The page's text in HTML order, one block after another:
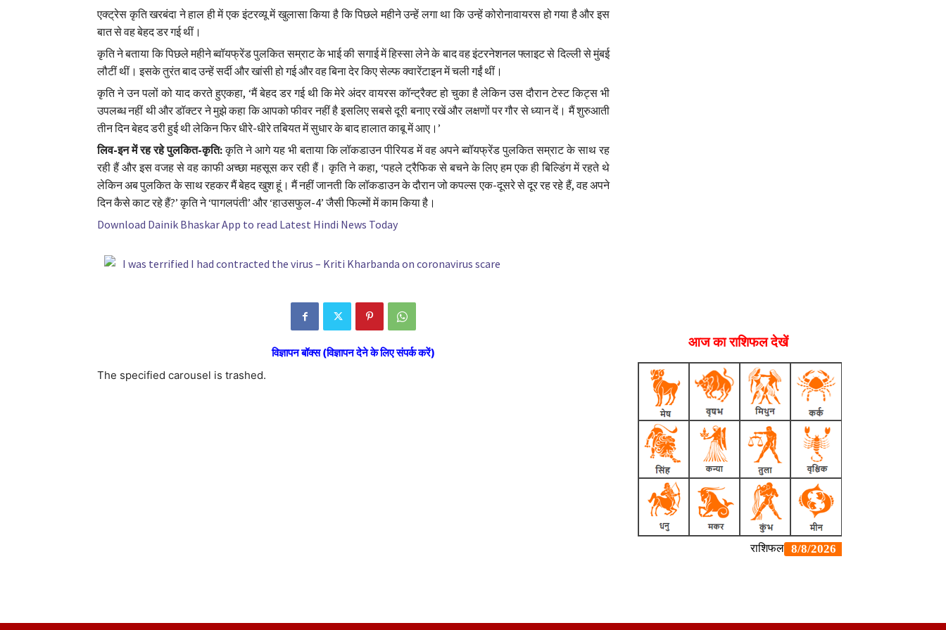
एक्ट्रेस कृति खरबंदा ने हाल ही में एक इंटरव्यू में खुलासा किया है कि पिछले महीने उन्हें लगा था कि उन्हें कोरोनावायरस हो गया है और इस
बात से वह बेहद डर गई थीं।
कृति ने बताया कि पिछले महीने ब्वॉयफ्रेंड पुलकित सम्राट के भाई की सगाई में हिस्सा लेने के बाद वह इंटरनेशनल फ्लाइट से दिल्ली से मुंबई
लौटीं थीं। इसके तुरंत बाद उन्हें सर्दी और खांसी हो गई और वह बिना देर किए सेल्फ क्वारेंटाइन में चली गईं थीं।
कृति ने उन पलों को याद करते हुएकहा, ‘मैं बेहद डर गई थी कि मेरे अंदर वायरस कॉन्ट्रैक्ट हो चुका है लेकिन उस दौरान टेस्ट किट्स भी
उपलब्ध नहीं थी और डॉक्टर ने मुझे कहा कि आपको फीवर नहीं है इसलिए सबसे दूरी बनाए रखें और लक्षणों पर गौर से ध्यान दें। मैं शुरुआती
तीन दिन बेहद डरी हुई थी लेकिन फिर धीरे-धीरे तबियत में सुधार के बाद हालात काबू में आए।’
लिव-इन में रह रहे पुलकित-कृति:कृति ने आगे यह भी बताया कि लॉकडाउन पीरियड में वह अपने ब्वॉयफ्रेंड पुलकित सम्राट के साथ रह
रही हैं और इस वजह से वह काफी अच्छा महसूस कर रही हैं। कृति ने कहा, ‘पहले ट्रैफिक से बचने के लिए हम एक ही बिल्डिंग में रहते थे
लेकिन अब पुलकित के साथ रहकर मैं बेहद खुश हूं। मैं नहीं जानती कि लॉकडाउन के दौरान जो कपल्स एक-दूसरे से दूर रह रहे हैं, वह अपने
दिन कैसे काट रहे हैं?’ कृति ने ‘पागलपंती’ और ‘हाउसफुल-4’ जैसी फिल्मों में काम किया है।
Download Dainik Bhaskar App to read Latest Hindi News Today
I was terrified I had contracted the virus – Kriti Kharbanda on coronavirus scare
विज्ञापन बॉक्स (विज्ञापन देने के लिए संपर्क करें)
The specified carousel is trashed.
आज का राशिफल देखें